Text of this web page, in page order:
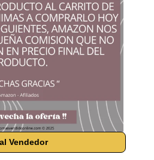
vendidos en tiendas online
de hasta 70 km
y trasera de doble resorte
y traseros para mayor
Bluetooth y función
Vendedor